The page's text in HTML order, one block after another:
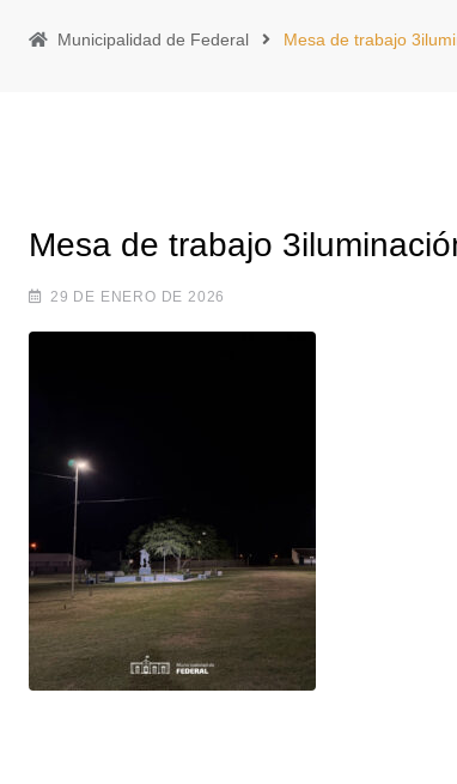
Municipalidad de Federal Mesa de trabajo
Mesa de trabajo
29 DE ENERO DE 2026